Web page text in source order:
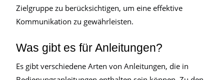
Zielgruppe zu berücksichtigen, um eine effektive
Kommunikation zu gewährleisten.
Was gibt es für Anleitungen?
Es gibt verschiedene Arten von Anleitungen, die in